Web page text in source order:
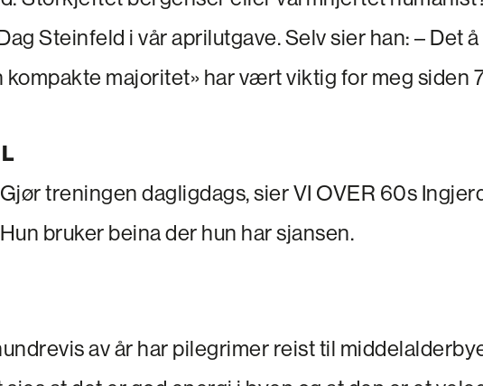
Steinfeld i vår aprilutgave. Selv sier han: – Det
kompakte majoritet» har vært viktig for meg siden
treningen dagligdags, sier VI OVER 60s
bruker beina der hun har sjansen.
av år har pilegrimer reist til